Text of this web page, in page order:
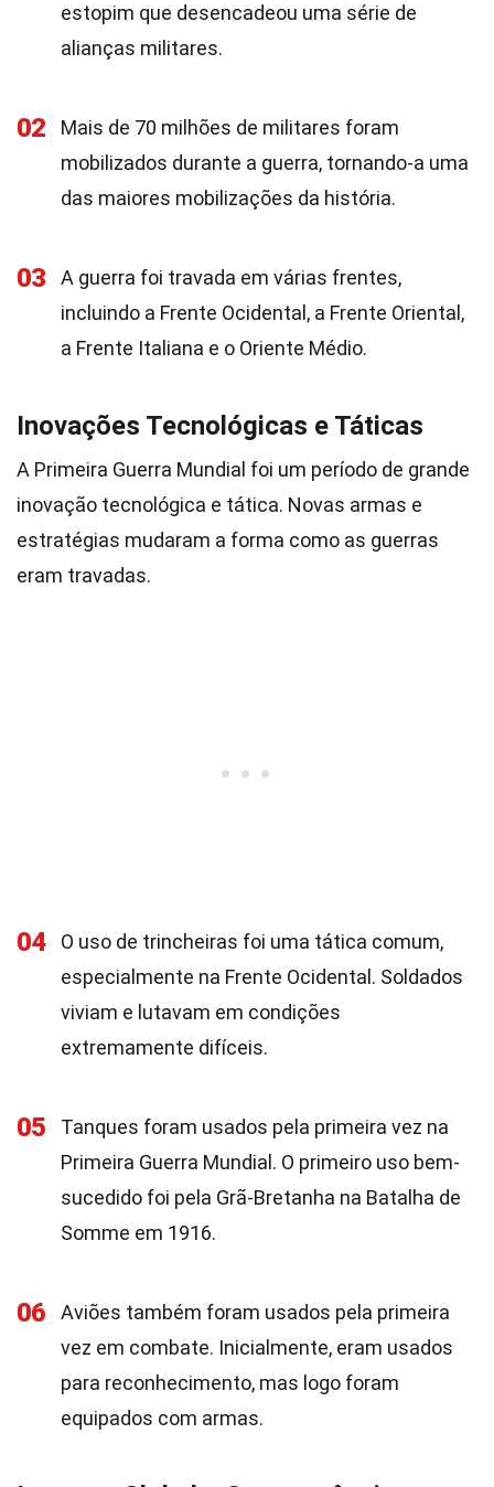
estopim que desencadeou uma série de
alianças militares.
02
Mais de 70 milhões de militares foram
mobilizados durante a guerra, tornando-a uma
das maiores mobilizações da história.
03
A guerra foi travada em várias frentes,
incluindo a Frente Ocidental, a Frente Oriental,
a Frente Italiana e o Oriente Médio.
Inovações Tecnológicas e Táticas
A Primeira Guerra Mundial foi um período de grande
inovação tecnológica e tática. Novas armas e
estratégias mudaram a forma como as guerras
eram travadas.
04
O uso de trincheiras foi uma tática comum,
especialmente na Frente Ocidental. Soldados
viviam e lutavam em condições
extremamente difíceis.
05
Tanques foram usados pela primeira vez na
Primeira Guerra Mundial. O primeiro uso bem-
sucedido foi pela Grã-Bretanha na Batalha de
Somme em 1916.
06
Aviões também foram usados pela primeira
vez em combate. Inicialmente, eram usados
para reconhecimento, mas logo foram
equipados com armas.